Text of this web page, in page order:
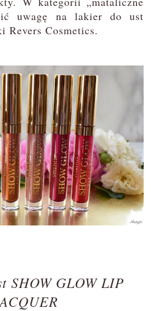
uwagę na lakier do ust
Revers Cosmetics.
SHOW GLOW LIP